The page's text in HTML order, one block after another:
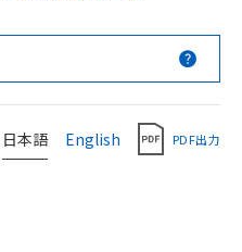
日本語 English PDF出力